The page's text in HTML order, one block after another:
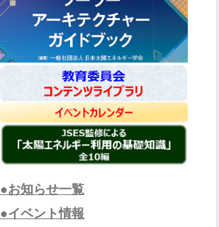
●お知らせ一覧
●イベント情報